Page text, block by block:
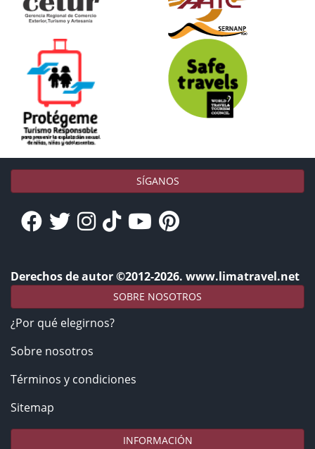
SÍGANOS
Derechos de autor ©2012-2026. www.limatravel.net
SOBRE NOSOTROS
¿Por qué elegirnos?
Sobre nosotros
Términos y condiciones
Sitemap
INFORMACIÓN